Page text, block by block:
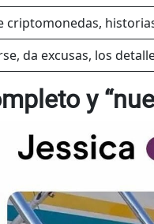
criptomonedas,
da excusas, los
y